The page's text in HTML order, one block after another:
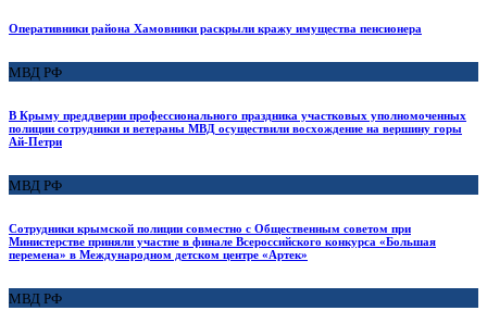
Оперативники района Хамовники раскрыли кражу имущества пенсионера
МВД РФ
В Крыму преддверии профессионального праздника участковых уполномоченных
полиции сотрудники и ветераны МВД осуществили восхождение на вершину горы
Ай-Петри
МВД РФ
Сотрудники крымской полиции совместно с Общественным советом при
Министерстве приняли участие в финале Всероссийского конкурса «Большая
перемена» в Международном детском центре «Артек»
МВД РФ